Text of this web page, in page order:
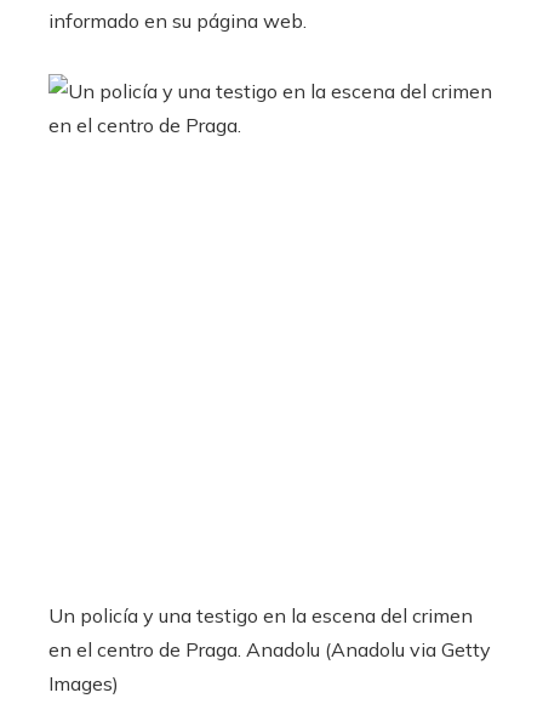
informado en su página web.
Un policía y una testigo en la escena del crimen
en el centro de Praga. Anadolu (Anadolu via Getty
Images)